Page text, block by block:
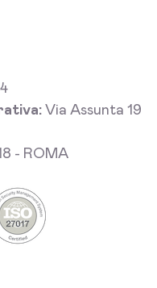
Via Assunta 19
- ROMA